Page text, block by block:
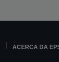
ACERCA DA